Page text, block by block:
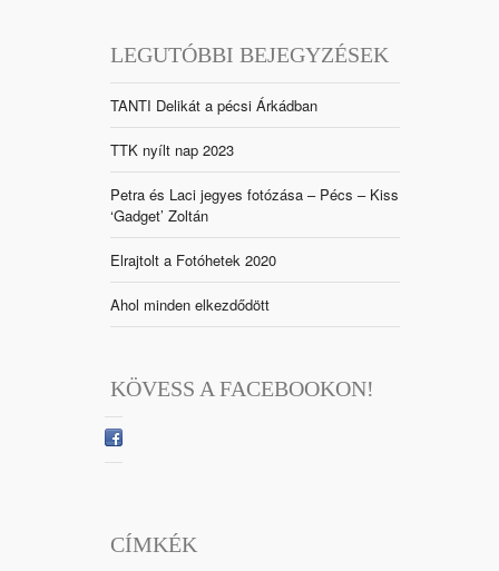
LEGUTÓBBI BEJEGYZÉSEK
TANTI Delikát a pécsi Árkádban
TTK nyílt nap 2023
Petra és Laci jegyes fotózása – Pécs – Kiss
‘Gadget’ Zoltán
Elrajtolt a Fotóhetek 2020
Ahol minden elkezdődött
KÖVESS A FACEBOOKON!
CÍMKÉK